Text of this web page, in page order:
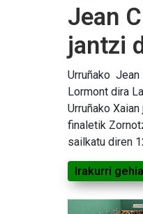
Jean
jantzi
Urruñako Jean
Lormont dira
Urruñako
finaletik
sailkatu diren
Irakurri